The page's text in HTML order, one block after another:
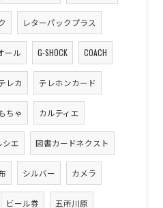
レターパックプラス
ール G-SHOCK COACH
レカ テレホンカード
ちゃ カルティエ
シエ 図書カードネクスト
シルバー カメラ
ビール券 五所川原